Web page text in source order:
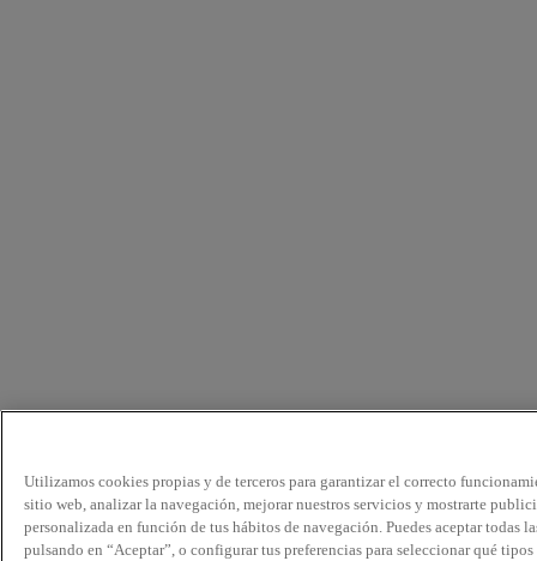
Utilizamos cookies propias y de terceros para garantizar el correcto
sitio web, analizar la navegación, mejorar nuestros servicios y mostrarte
personalizada en función de tus hábitos de navegación. Puedes aceptar todas
pulsando en “Aceptar”, o configurar tus preferencias para seleccionar qué tipos